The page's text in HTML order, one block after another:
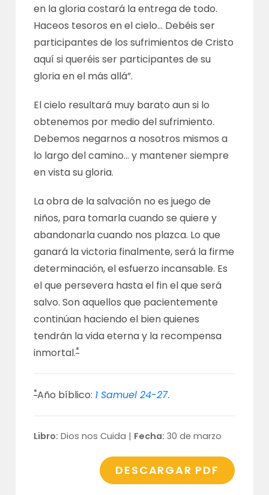
en la gloria costará la entrega de todo.
Haceos tesoros en el cielo… Debéis ser
participantes de los sufrimientos de Cristo
aquí si queréis ser participantes de su
gloria en el más allá”.
El cielo resultará muy barato aun si lo
obtenemos por medio del sufrimiento.
Debemos negarnos a nosotros mismos a
lo largo del camino… y mantener siempre
en vista su gloria.
La obra de la salvación no es juego de
niños, para tomarla cuando se quiere y
abandonarla cuando nos plazca. Lo que
ganará la victoria finalmente, será la firme
determinación, el esfuerzo incansable. Es
el que persevera hasta el fin el que será
salvo. Son aquellos que pacientemente
continúan haciendo el bien quienes
tendrán la vida eterna y la recompensa
inmortal.*
*Año bíblico: 1 Samuel 24-27.
Libro: Dios nos Cuida | Fecha: 30 de marzo
DESCARGAR PDF